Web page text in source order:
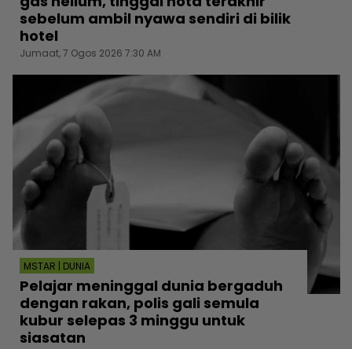
sebelum ambil nyawa sendiri di bilik
hotel
Jumaat, 7 Ogos 2026 7:30 AM
MSTAR | DUNIA
Pelajar meninggal dunia bergaduh
dengan rakan, polis gali semula
kubur selepas 3 minggu untuk
siasatan